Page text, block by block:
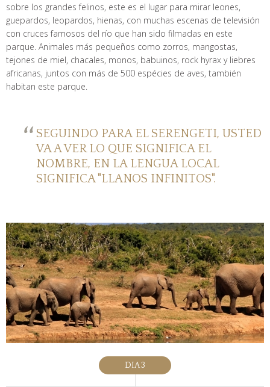
sobre los grandes felinos, este es el lugar para mirar leones,
guepardos, leopardos, hienas, con muchas escenas de televisión
con cruces famosos del río que han sido filmadas en este
parque. Animales más pequeños como zorros, mangostas,
tejones de miel, chacales, monos, babuinos, rock hyrax y liebres
africanas, juntos con más de 500 espécies de aves, también
habitan este parque.
SEGUINDO PARA EL SERENGETI, USTED
VA A VER LO QUE SIGNIFICA EL
NOMBRE, EN LA LENGUA LOCAL
SIGNIFICA "LLANOS INFINITOS".
DIA 3